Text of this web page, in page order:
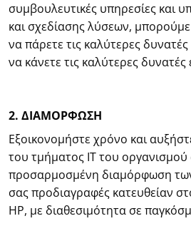
συμβουλευτικές υπηρεσίες και
και σχεδίασης λύσεων,
να πάρετε τις καλύτερες
να κάνετε τις καλύτερες δυνατές
2. ΔΙΑΜΟΡΦΩΣΗ
Εξοικονομήστε χρόνο και
του τμήματος IT του
προσαρμοσμένη διαμόρφωση
σας προδιαγραφές κατευθείαν
HP, με διαθεσιμότητα σε